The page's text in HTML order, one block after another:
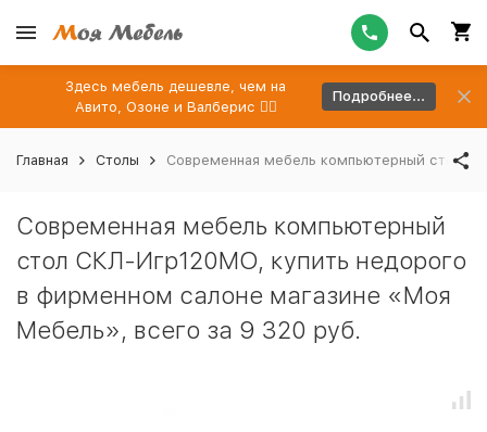
Здесь мебель дешевле, чем на
Авито, Озоне и Валберис 👉🏻
Подробнее...
Главная Столы Современная мебель компьютерный стол
Современная мебель компьютерный
стол СКЛ-Игр120МО, купить недорого
в фирменном салоне магазине «Моя
Мебель», всего за 9 320 руб.